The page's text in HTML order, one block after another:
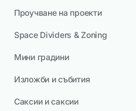
Проучване на проекти
Space Dividers & Zoning
Мини градини
Изложби и събития
Саксии и саксии